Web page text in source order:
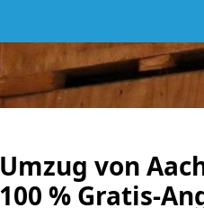
Umzug von
100 % Gratis-